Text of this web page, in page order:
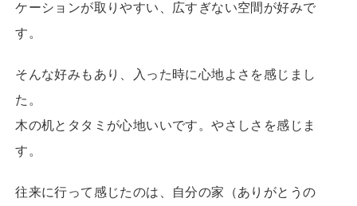
ケーションが取りやすい、広すぎない空間が好みで
す。
そんな好みもあり、入った時に心地よさを感じまし
た。
木の机とタタミが心地いいです。やさしさを感じま
す。
往来に行って感じたのは、自分の家（ありがとうの